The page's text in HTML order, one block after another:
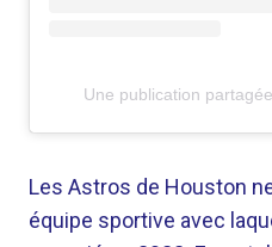
Une publication
Les Astros de Houston
équipe sportive avec